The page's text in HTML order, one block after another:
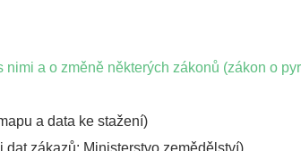
a o změně některých zákonů (zákon o
a data ke stažení)
dat zákazů: Ministerstvo zemědělství)